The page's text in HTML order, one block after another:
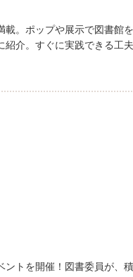
。ポップや展示で図書館
介。すぐに実践できる工
トを開催！図書委員が、